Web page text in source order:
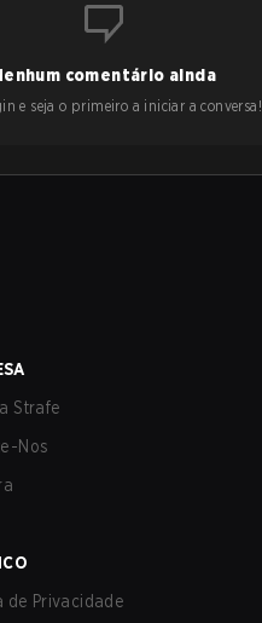
comentário ainda
e seja o primeiro a iniciar a conversa!
Strafe
Nos
de Privacidade